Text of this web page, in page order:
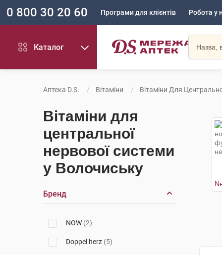
0 800 30 20 60 Програми для клієнтів Робота у
Каталог
Аптека D.S. Вітаміни Вітаміни Для
Вітаміни для
центральної
нервової системи
у Волочиську
Бренд
NOW (2)
Doppel herz (5)